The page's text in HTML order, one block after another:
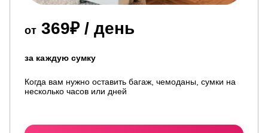
от 369₽ / день
за каждую сумку
Когда вам нужно оставить багаж, чемоданы, сумки на
несколько часов или дней